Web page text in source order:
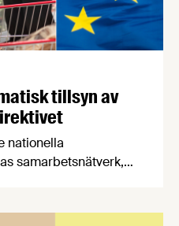
tillsyn av
nationella
samarbetsnätverk,